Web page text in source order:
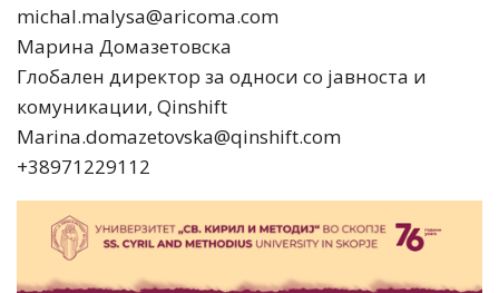
michal.malysa@aricoma.com
Марина Домазетовска
Глобален директор за односи со јавноста и
комуникации, Qinshift
Marina.domazetovska@qinshift.com
+38971229112